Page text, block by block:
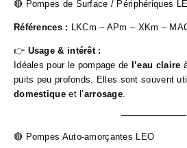
🔴 Pompes de Surface / Périphériques
Références : LKCm – APm – XKm –
👉 Usage & intérêt :
Idéales pour le pompage de l’eau claire
puits peu profonds. Elles sont souvent
domestiqueet l’arrosage.
🔴 Pompes Auto-amorçantes LEO